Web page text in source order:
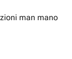
man mano